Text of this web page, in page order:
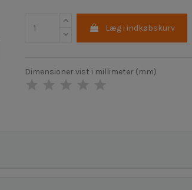
Læg i indkøbskurv
Dimensioner vist i millimeter (mm)